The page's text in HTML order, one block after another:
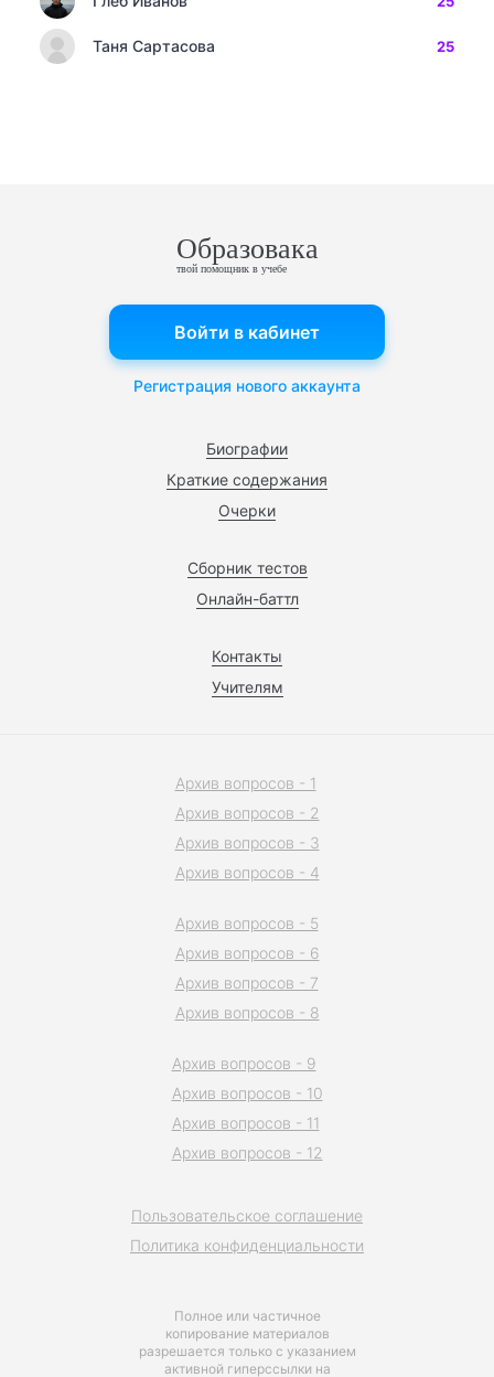
Таня Сартасова 25
Образовака
твой помощник в учебе
Биографии
Краткие содержания
Очерки
Сборник тестов
Онлайн-баттл
Контакты
Учителям
Войти в кабинет
Регистрация нового аккаунта
Полное или частичное
копирование материалов
разрешается только с указанием
активной гиперссылки на
Пользовательское соглашение
Политика конфиденциальности
Архив вопросов - 1
Архив вопросов - 2
Архив вопросов - 3
Архив вопросов - 4
Архив вопросов - 5
Архив вопросов - 6
Архив вопросов - 7
Архив вопросов - 8
Архив вопросов - 9
Архив вопросов - 10
Архив вопросов - 11
Архив вопросов - 12